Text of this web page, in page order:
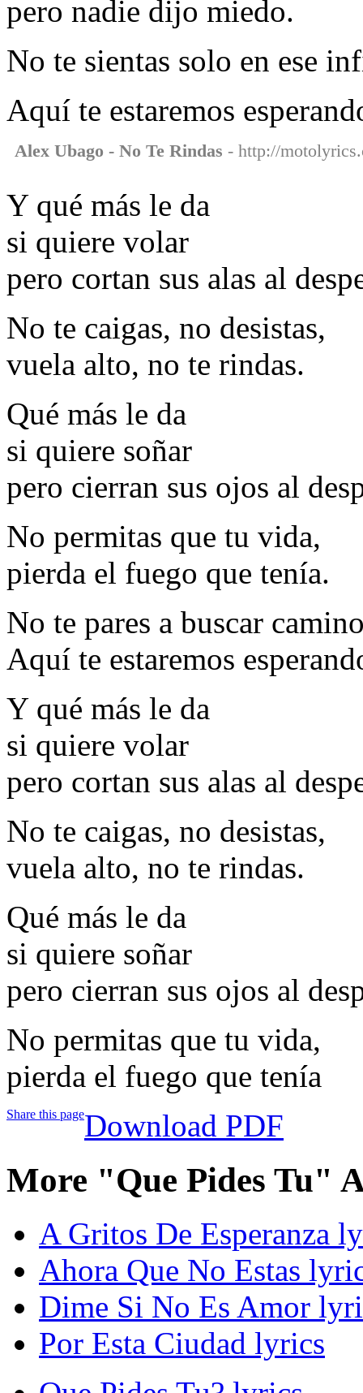
pero nadie dijo miedo.
No te sientas solo en ese
Aquí te estaremos
Alex Ubago - No Te Rindas - http://
Y qué más le da
si quiere volar
pero cortan sus alas al
No te caigas, no desistas,
vuela alto, no te rindas.
Qué más le da
si quiere soñar
pero cierran sus ojos al
No permitas que tu vida,
pierda el fuego que tenía.
No te pares a buscar
Aquí te estaremos
Y qué más le da
si quiere volar
pero cortan sus alas al
No te caigas, no desistas,
vuela alto, no te rindas.
Qué más le da
si quiere soñar
pero cierran sus ojos al
No permitas que tu vida,
pierda el fuego que tenía
Share this pageDownload PDF
More "Que Pides Tu"
A Gritos De Esperanza
Ahora Que No Estas
Dime Si No Es Amor
Por Esta Ciudad lyrics